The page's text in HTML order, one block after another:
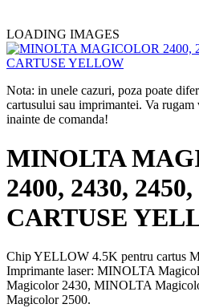
LOADING IMAGES
Nota: in unele cazuri, poza poate
cartusului sau imprimantei. Va
inainte de comanda!
MINOLTA
2400, 2430,
CARTUSE
Chip YELLOW 4.5K pentru cartus
Imprimante laser: MINOLTA
Magicolor 2430, MINOLTA
Magicolor 2500.